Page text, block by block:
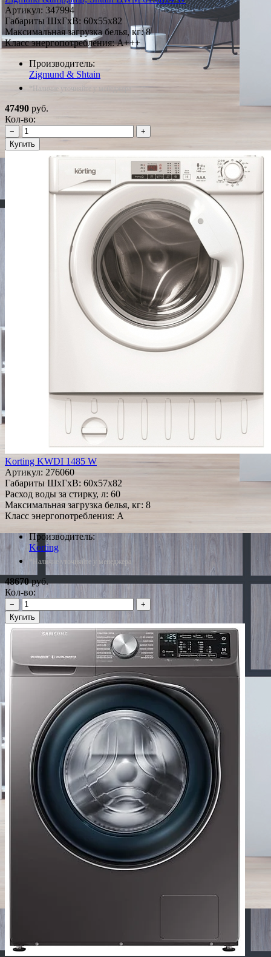
Артикул: 347994
Габариты ШxГxВ: 60x55x82
Максимальная загрузка белья, кг: 8
Класс энергопотребления: A+++
Производитель:
Zigmund & Shtain
*Наличие уточняйте у менеджера
47490 руб.
Кол-во:
−
+
Купить
Korting KWDI 1485 W
Артикул: 276060
Габариты ШxГxВ: 60x57x82
Расход воды за стирку, л: 60
Максимальная загрузка белья, кг: 8
Класс энергопотребления: A
Производитель:
Korting
*Наличие уточняйте у менеджера
48670руб.
Кол-во:
−
+
Купить